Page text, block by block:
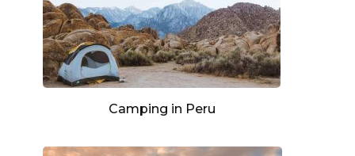
Camping in Peru